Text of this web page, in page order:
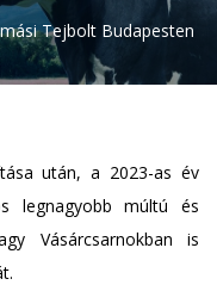
Tejbolt Budapesten
után, a 2023-as év
legnagyobb múltú és
Vásárcsarnokban is